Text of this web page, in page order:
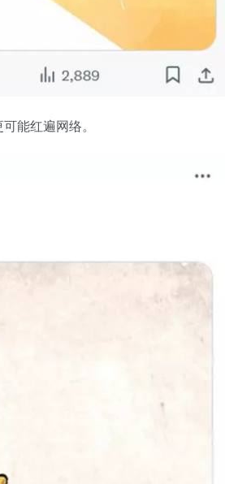
能红遍网络。